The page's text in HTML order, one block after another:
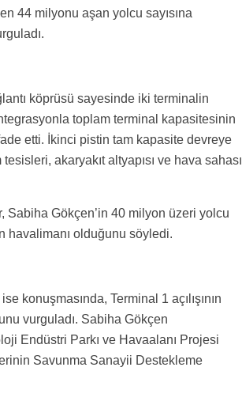
44 milyonu aşan yolcu sayısına
köprüsü sayesinde iki terminalin
toplam terminal kapasitesinin
etti. İkinci pistin tam kapasite devreye
akaryakıt altyapısı ve hava sahası
Sabiha Gökçen’in 40 milyon üzeri yolcu
havalimanı olduğunu söyledi.
konuşmasında, Terminal 1 açılışının
vurguladı. Sabiha Gökçen
Endüstri Parkı ve Havaalanı Projesi
Savunma Sanayii Destekleme